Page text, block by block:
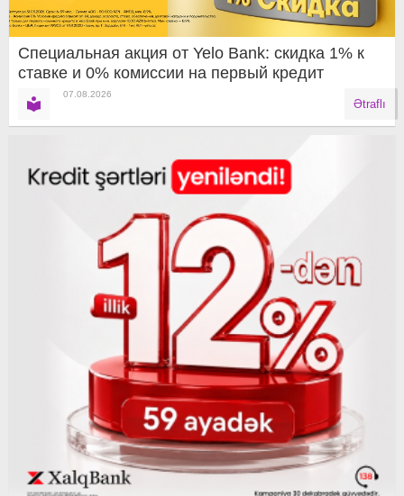
Специальная акция от Yelo Bank: скидка 1% к
ставке и 0% комиссии на первый кредит
07.08.2026
Ətraflı